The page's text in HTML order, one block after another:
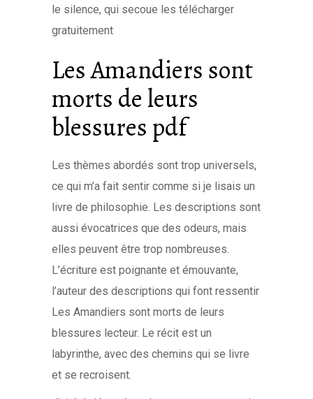
le silence, qui secoue les télécharger
gratuitement
Les Amandiers sont
morts de leurs
blessures pdf
Les thèmes abordés sont trop universels,
ce qui m’a fait sentir comme si je lisais un
livre de philosophie. Les descriptions sont
aussi évocatrices que des odeurs, mais
elles peuvent être trop nombreuses.
L’écriture est poignante et émouvante,
l’auteur des descriptions qui font ressentir
Les Amandiers sont morts de leurs
blessures lecteur. Le récit est un
labyrinthe, avec des chemins qui se livre
et se recroisent.